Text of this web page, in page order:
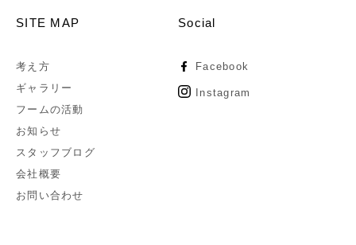
SITE MAP
考え方
ギャラリー
フームの活動
お知らせ
スタッフブログ
会社概要
お問い合わせ
Social
Facebook
Instagram